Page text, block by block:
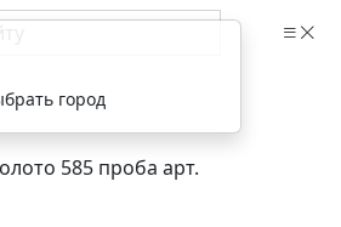
585 проба арт.
город